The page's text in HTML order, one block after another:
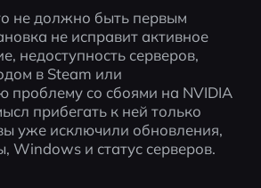
не должно быть первым
не исправит активное
недоступность серверов,
в Steam или
проблему со сбоями на NVIDIA
прибегать к ней только
уже исключили обновления,
Windows и статус серверов.